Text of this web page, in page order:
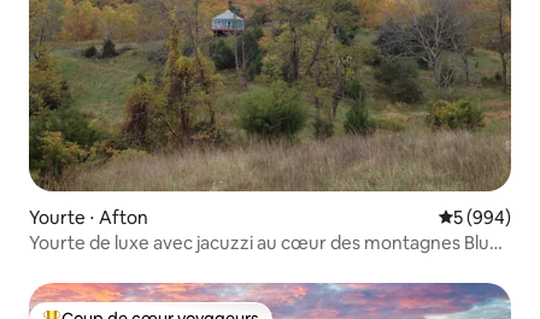
Yourte ⋅ Afton Évaluation
5 (994)
Yourte de luxe avec jacuzzi au cœur des montagnes Blue